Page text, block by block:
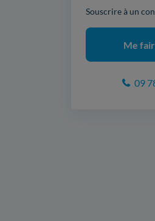
Souscrire à un
Me
09